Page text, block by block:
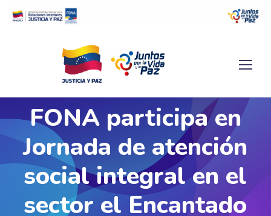
FONA participa en
Jornada de atención
social integral en el
sector el Encantado